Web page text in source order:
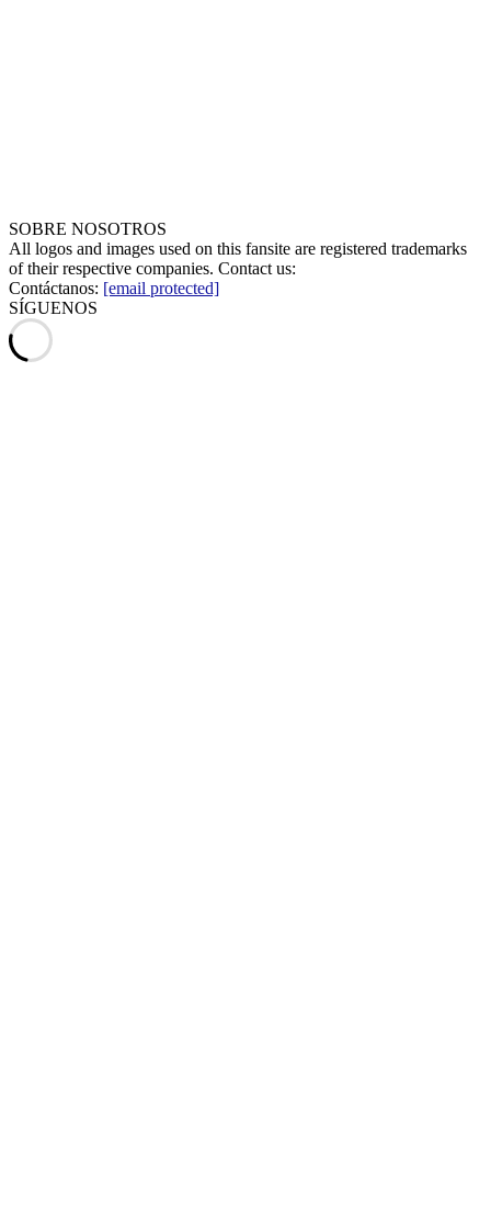
SOBRE NOSOTROS
All logos and images used on this fansite are registered trademarks
of their respective companies. Contact us:
Contáctanos: [email protected]
SÍGUENOS